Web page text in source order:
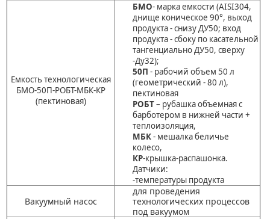
Емкость технологическая
БМО-50П-РОБТ-МБК-КР
(пектиновая)
БМО- марка емкости (AISI304,
днище коническое 90°, выход
продукта - снизу ДУ50; вход
продукта - сбоку по касательной
тангенциально ДУ50, сверху
-Ду32);
50П - рабочий объем 50 л
(геометрический - 80 л),
пектиновая
РОБТ– рубашка объемная с
барботером в нижней части +
теплоизоляция,
МБК- мешалка беличье
колесо,
КР-крышка-распашонка.
Датчики:
-температуры продукта
Вакуумный насос
для проведения
технологических процессов
под вакуумом